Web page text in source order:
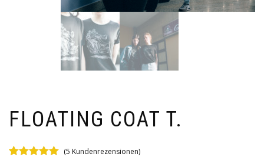
FLOATING COAT T.
(5 Kundenrezensionen)